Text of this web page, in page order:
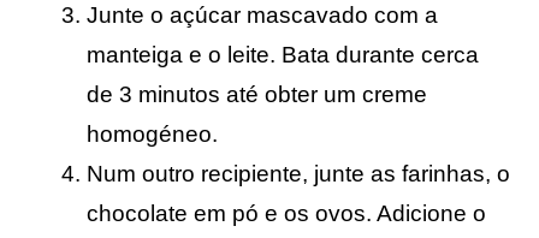
Junte o açúcar mascavado com a
manteiga e o leite. Bata durante cerca
de 3 minutos até obter um creme
homogéneo.
Num outro recipiente, junte as farinhas, o
chocolate em pó e os ovos. Adicione o